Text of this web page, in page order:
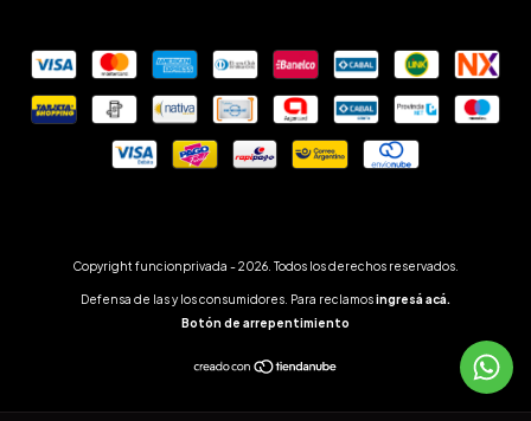
Copyright funcionprivada - 2026. Todos los derechos reservados.
Defensa de las y los consumidores. Para reclamosingresá acá.
Botón de arrepentimiento